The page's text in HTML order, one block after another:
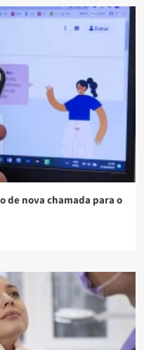
de nova chamada para o